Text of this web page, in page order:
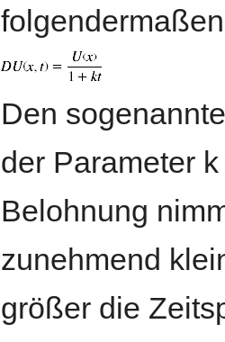
Den
der Parameter
Belohnung
zunehmend
größer die